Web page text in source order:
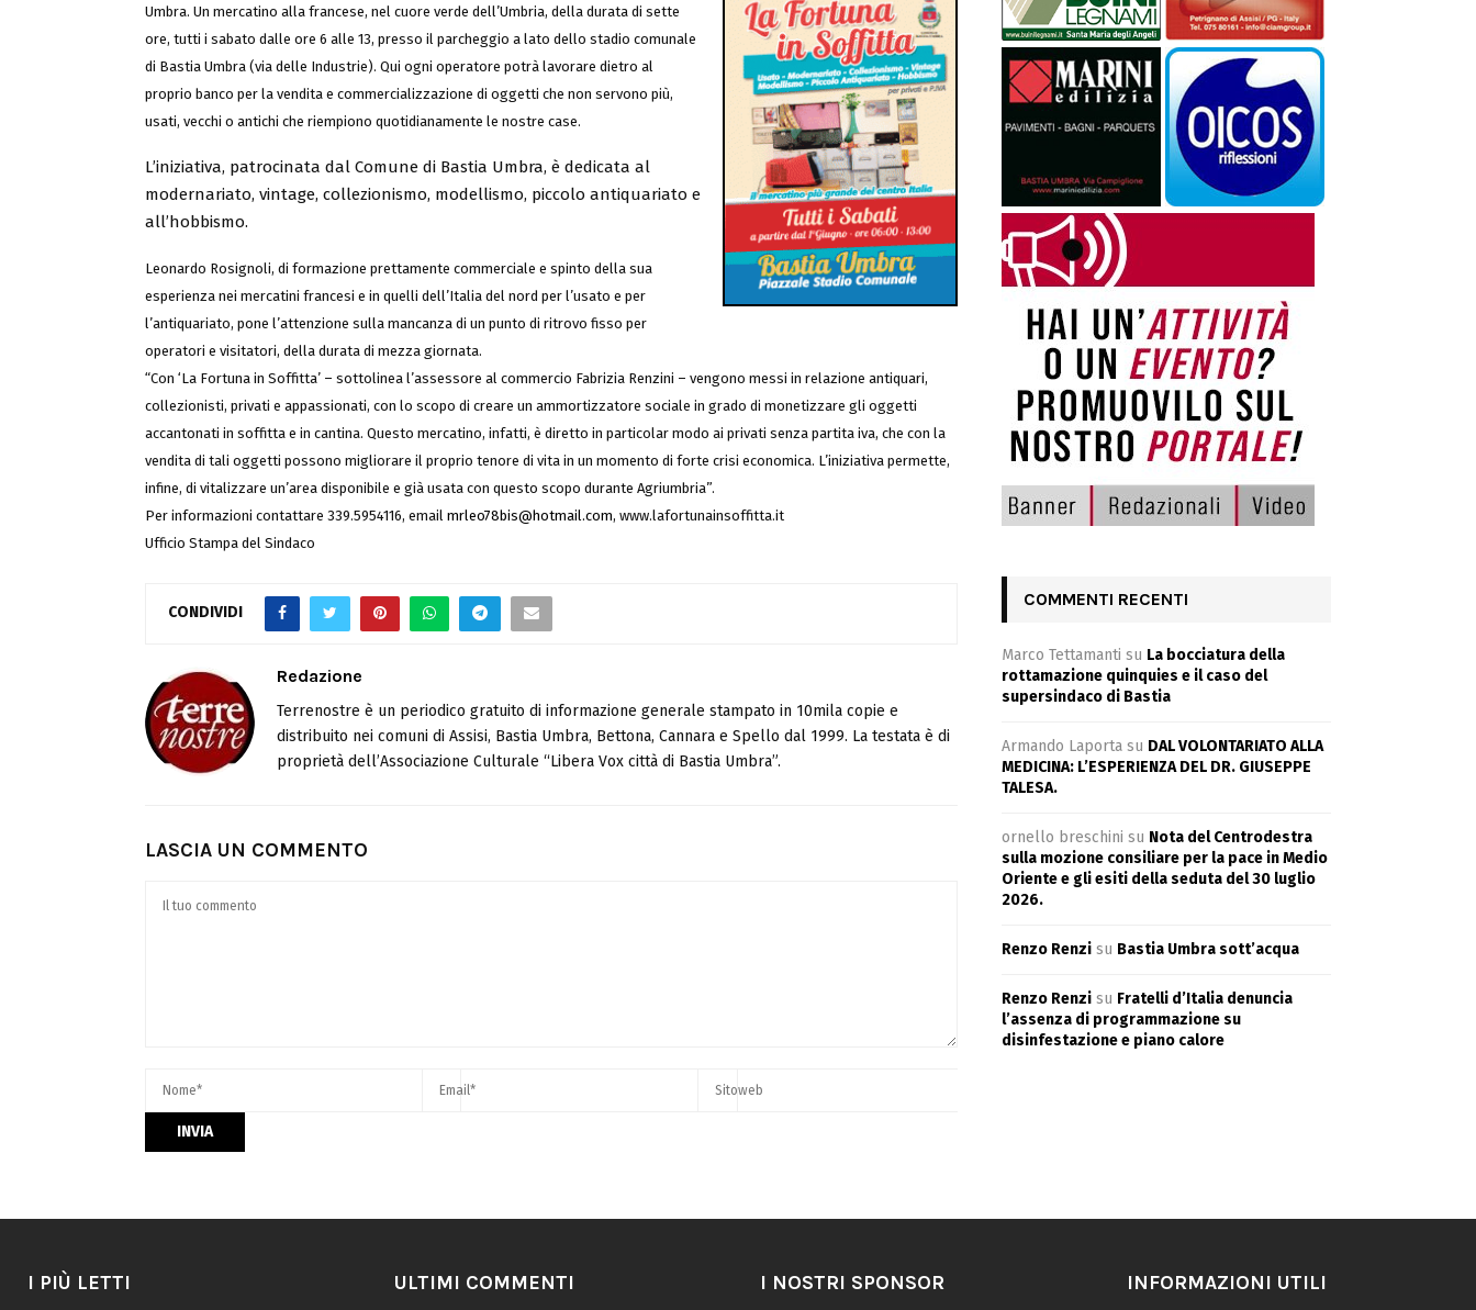
Umbra. Un mercatino alla francese, nel cuore verde dell’Umbria, della durata di sette
ore, tutti i sabato dalle ore 6 alle 13, presso il parcheggio a lato dello stadio comunale
di Bastia Umbra (via delle Industrie). Qui ogni operatore potrà lavorare dietro al
proprio banco per la vendita e commercializzazione di oggetti che non servono più,
usati, vecchi o antichi che riempiono quotidianamente le nostre case.
L’iniziativa, patrocinata dal Comune di Bastia Umbra, è dedicata al
modernariato, vintage, collezionismo, modellismo, piccolo antiquariato e
all’hobbismo.
Leonardo Rosignoli, di formazione prettamente commerciale e spinto della sua
esperienza nei mercatini francesi e in quelli dell’Italia del nord per l’usato e per
l’antiquariato, pone l’attenzione sulla mancanza di un punto di ritrovo fisso per
operatori e visitatori, della durata di mezza giornata.
“Con ‘La Fortuna in Soffitta’ – sottolinea l’assessore al commercio Fabrizia Renzini – vengono messi in relazione antiquari,
collezionisti, privati e appassionati, con lo scopo di creare un ammortizzatore sociale in grado di monetizzare gli oggetti
accantonati in soffitta e in cantina. Questo mercatino, infatti, è diretto in particolar modo ai privati senza partita iva, che con la
vendita di tali oggetti possono migliorare il proprio tenore di vita in un momento di forte crisi economica. L’iniziativa permette,
infine, di vitalizzare un’area disponibile e già usata con questo scopo durante Agriumbria”.
Per informazioni contattare 339.5954116, email mrleo78bis@hotmail.com, www.lafortunainsoffitta.it
Ufficio Stampa del Sindaco
CONDIVIDI
Redazione
Terrenostre è un periodico gratuito di informazione generale stampato in 10mila copie e
distribuito nei comuni di Assisi, Bastia Umbra, Bettona, Cannara e Spello dal 1999. La testata è di
proprietà dell’Associazione Culturale “Libera Vox città di Bastia Umbra”.
LASCIA UN COMMENTO
COMMENTI RECENTI
Marco Tettamanti su La bocciatura della
rottamazione quinquies e il caso del
supersindaco di Bastia
Armando Laporta su DAL VOLONTARIATO ALLA
MEDICINA: L’ESPERIENZA DEL DR. GIUSEPPE
TALESA.
ornello breschini su Nota del Centrodestra
sulla mozione consiliare per la pace in Medio
Oriente e gli esiti della seduta del 30 luglio
2026.
Renzo Renzi su Bastia Umbra sott’acqua
Renzo Renzi su Fratelli d’Italia denuncia
l’assenza di programmazione su
disinfestazione e piano calore
I PIÙ LETTI ULTIMI COMMENTI I NOSTRI SPONSOR INFORMAZIONI UTILI